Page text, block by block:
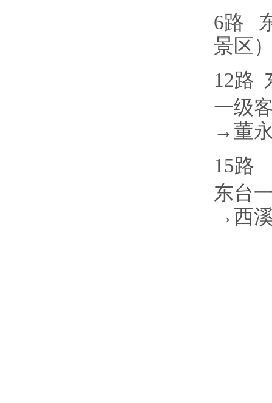
6路
景区
12路
一级
→董
15路
东台
→西